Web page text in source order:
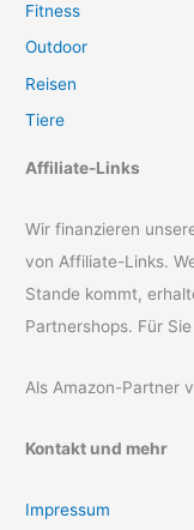
Fitness
Outdoor
Reisen
Tiere
Affiliate-Links
Wir finanzieren
von Affiliate-Links.
Stande kommt,
Partnershops. Für
Als Amazon-Partner
Kontakt und mehr
Impressum